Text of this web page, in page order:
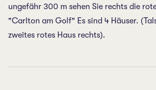
ungefähr 300 m sehen Sie rechts die
"Carlton am Golf" Es sind 4 Häuser.
zweites rotes Haus rechts).